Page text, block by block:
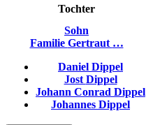
Tochter
Sohn
Familie Gertraut …
Daniel Dippel
Jost Dippel
Johann Conrad Dippel
Johannes Dippel